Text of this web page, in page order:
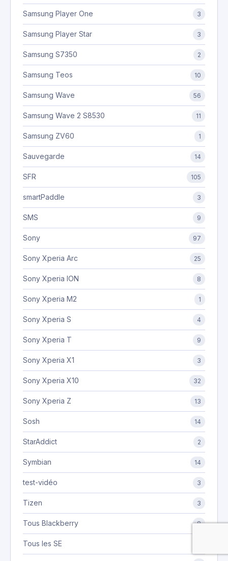
Samsung Player One 3
Samsung Player Star 3
Samsung S7350 2
Samsung Teos 10
Samsung Wave 56
Samsung Wave 2 S8530 11
Samsung ZV60 1
Sauvegarde 14
SFR 105
smartPaddle 3
SMS 9
Sony 97
Sony Xperia Arc 25
Sony Xperia ION 8
Sony Xperia M2 1
Sony Xperia S 4
Sony Xperia T 9
Sony Xperia X1 3
Sony Xperia X10 32
Sony Xperia Z 13
Sosh 14
StarAddict 2
Symbian 14
test-vidéo 3
Tizen 3
Tous Blackberry 8
Tous les SE